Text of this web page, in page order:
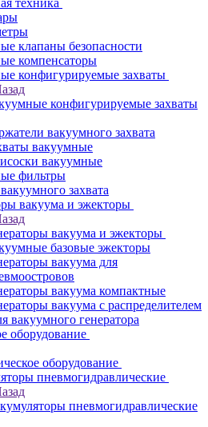
техника
клапаны безопасности
компенсаторы
конфигурируемые захваты
конфигурируемые захваты
вакуумного захвата
вакуумные
вакуумные
фильтры
захвата
вакуума и эжекторы
вакуума и эжекторы
базовые эжекторы
вакуума для
вакуума компактные
вакуума с распределителем
вакуумного генератора
оборудование
оборудование
пневмогидравлические
пневмогидравлические